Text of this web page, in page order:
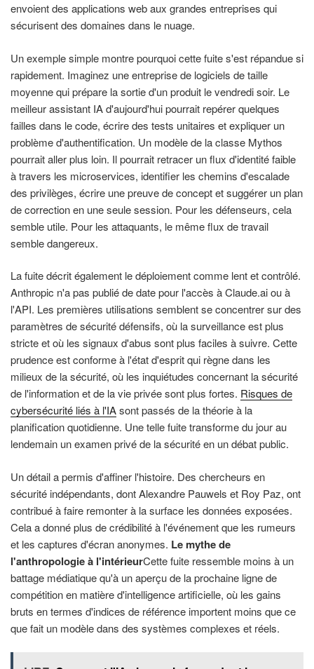
envoient des applications web aux grandes entreprises qui
sécurisent des domaines dans le nuage.
Un exemple simple montre pourquoi cette fuite s'est répandue si
rapidement. Imaginez une entreprise de logiciels de taille
moyenne qui prépare la sortie d'un produit le vendredi soir. Le
meilleur assistant IA d'aujourd'hui pourrait repérer quelques
failles dans le code, écrire des tests unitaires et expliquer un
problème d'authentification. Un modèle de la classe Mythos
pourrait aller plus loin. Il pourrait retracer un flux d'identité faible
à travers les microservices, identifier les chemins d'escalade
des privilèges, écrire une preuve de concept et suggérer un plan
de correction en une seule session. Pour les défenseurs, cela
semble utile. Pour les attaquants, le même flux de travail
semble dangereux.
La fuite décrit également le déploiement comme lent et contrôlé.
Anthropic n'a pas publié de date pour l'accès à Claude.ai ou à
l'API. Les premières utilisations semblent se concentrer sur des
paramètres de sécurité défensifs, où la surveillance est plus
stricte et où les signaux d'abus sont plus faciles à suivre. Cette
prudence est conforme à l'état d'esprit qui règne dans les
milieux de la sécurité, où les inquiétudes concernant la sécurité
de l'information et de la vie privée sont plus fortes. Risques de
cybersécurité liés à l'IAsont passés de la théorie à la
planification quotidienne. Une telle fuite transforme du jour au
lendemain un examen privé de la sécurité en un débat public.
Un détail a permis d'affiner l'histoire. Des chercheurs en
sécurité indépendants, dont Alexandre Pauwels et Roy Paz, ont
contribué à faire remonter à la surface les données exposées.
Cela a donné plus de crédibilité à l'événement que les rumeurs
et les captures d'écran anonymes. Le mythe de
l'anthropologie à l'intérieurCette fuite ressemble moins à un
battage médiatique qu'à un aperçu de la prochaine ligne de
compétition en matière d'intelligence artificielle, où les gains
bruts en termes d'indices de référence importent moins que ce
que fait un modèle dans des systèmes complexes et réels.